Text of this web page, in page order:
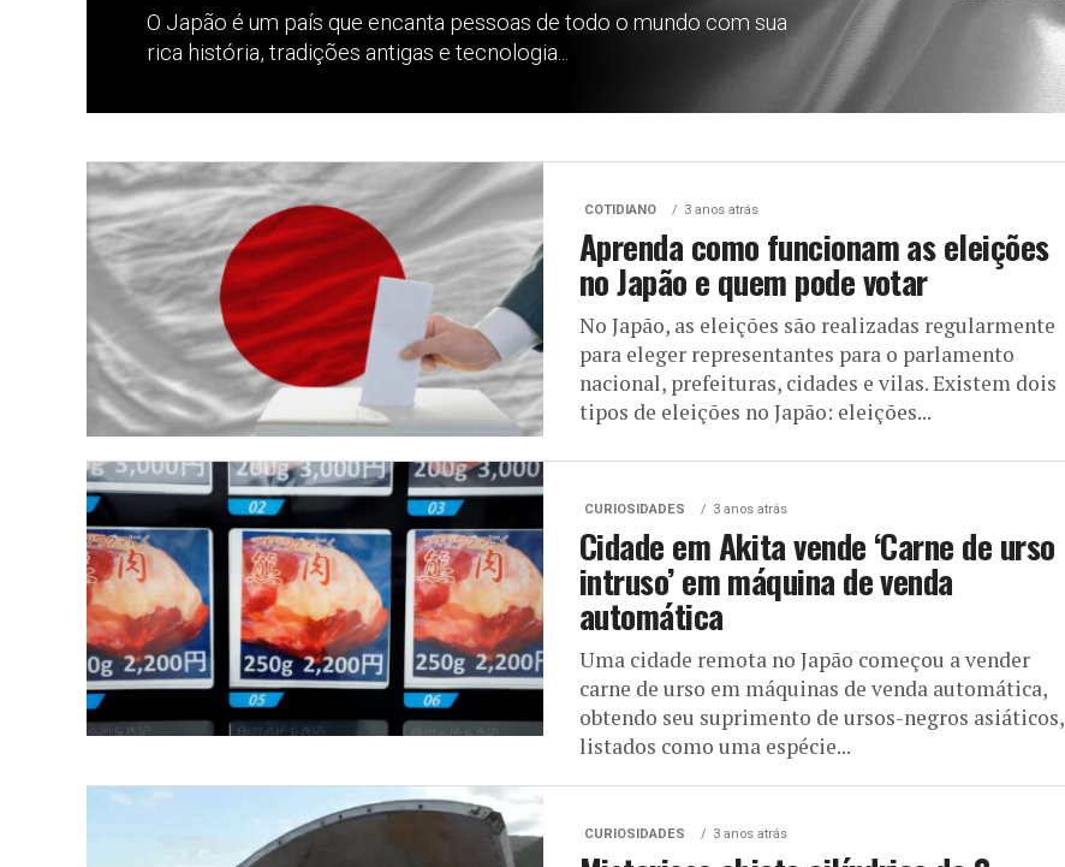
O Japão é um país que encanta pessoas de todo o mundo com sua
rica história, tradições antigas e tecnologia...
COTIDIANO 3 anos atrás
Aprenda como funcionam as eleições
no Japão e quem pode votar
No Japão, as eleições são realizadas regularmente
para eleger representantes para o parlamento
nacional, prefeituras, cidades e vilas. Existem dois
tipos de eleições no Japão: eleições...
CURIOSIDADES 3 anos atrás
Cidade em Akita vende ‘Carne de urso
intruso’ em máquina de venda
automática
Uma cidade remota no Japão começou a vender
carne de urso em máquinas de venda automática,
obtendo seu suprimento de ursos-negros asiáticos,
listados como uma espécie...
CURIOSIDADES 3 anos atrás